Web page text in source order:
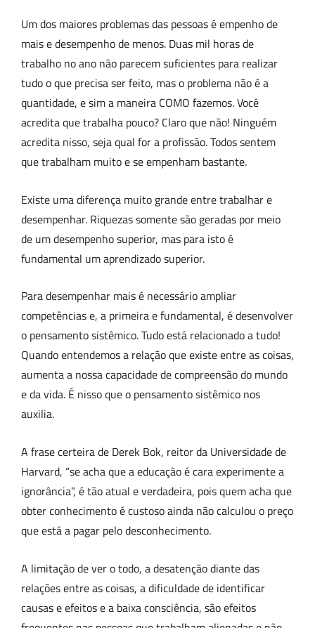
Um dos maiores problemas das pessoas é empenho de
mais e desempenho de menos. Duas mil horas de
trabalho no ano não parecem suficientes para realizar
tudo o que precisa ser feito, mas o problema não é a
quantidade, e sim a maneira COMO fazemos. Você
acredita que trabalha pouco? Claro que não! Ninguém
acredita nisso, seja qual for a profissão. Todos sentem
que trabalham muito e se empenham bastante.
Existe uma diferença muito grande entre trabalhar e
desempenhar. Riquezas somente são geradas por meio
de um desempenho superior, mas para isto é
fundamental um aprendizado superior.
Para desempenhar mais é necessário ampliar
competências e, a primeira e fundamental, é desenvolver
o pensamento sistêmico. Tudo está relacionado a tudo!
Quando entendemos a relação que existe entre as coisas,
aumenta a nossa capacidade de compreensão do mundo
e da vida. É nisso que o pensamento sistêmico nos
auxilia.
A frase certeira de Derek Bok, reitor da Universidade de
Harvard, “se acha que a educação é cara experimente a
ignorância”, é tão atual e verdadeira, pois quem acha que
obter conhecimento é custoso ainda não calculou o preço
que está a pagar pelo desconhecimento.
A limitação de ver o todo, a desatenção diante das
relações entre as coisas, a dificuldade de identificar
causas e efeitos e a baixa consciência, são efeitos